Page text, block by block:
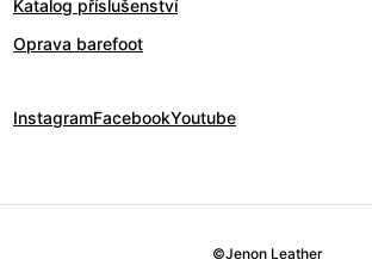
Katalog příslušenství
Oprava barefoot
InstagramFacebookYoutube
©Jenon Leather